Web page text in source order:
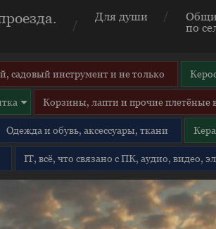
Для души
по
садовый инструмент и не только
Корзины, лапти и прочие плетёные
Одежда и обувь, аксессуары, ткани
IT, всё, что связано с ПК, аудио, видео,